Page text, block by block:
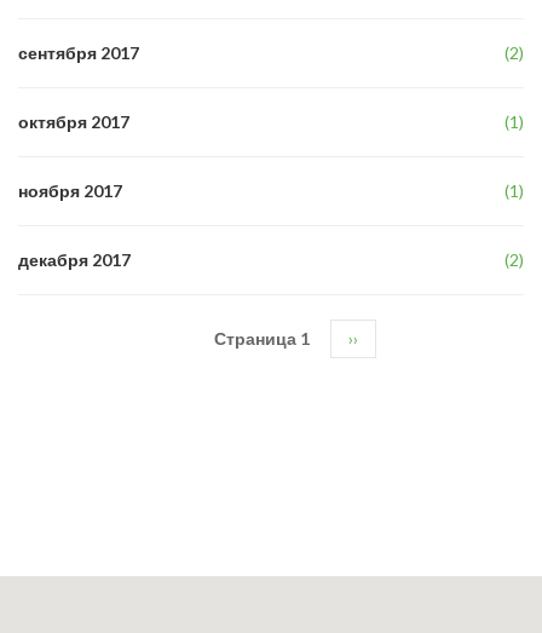
сентября 2017 (2)
октября 2017 (1)
ноября 2017 (1)
декабря 2017 (2)
Страница 1
Следующая
страница
››